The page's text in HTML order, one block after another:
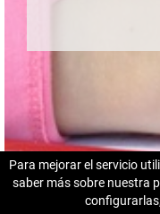
Para mejorar el servicio
saber más sobre nuestra